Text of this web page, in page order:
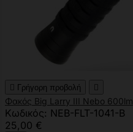
 Γρήγορη προβολή 
Φακός Big Larry III Nebo 600lm
Κωδικός: NEB-FLT-1041-B
25,00 €